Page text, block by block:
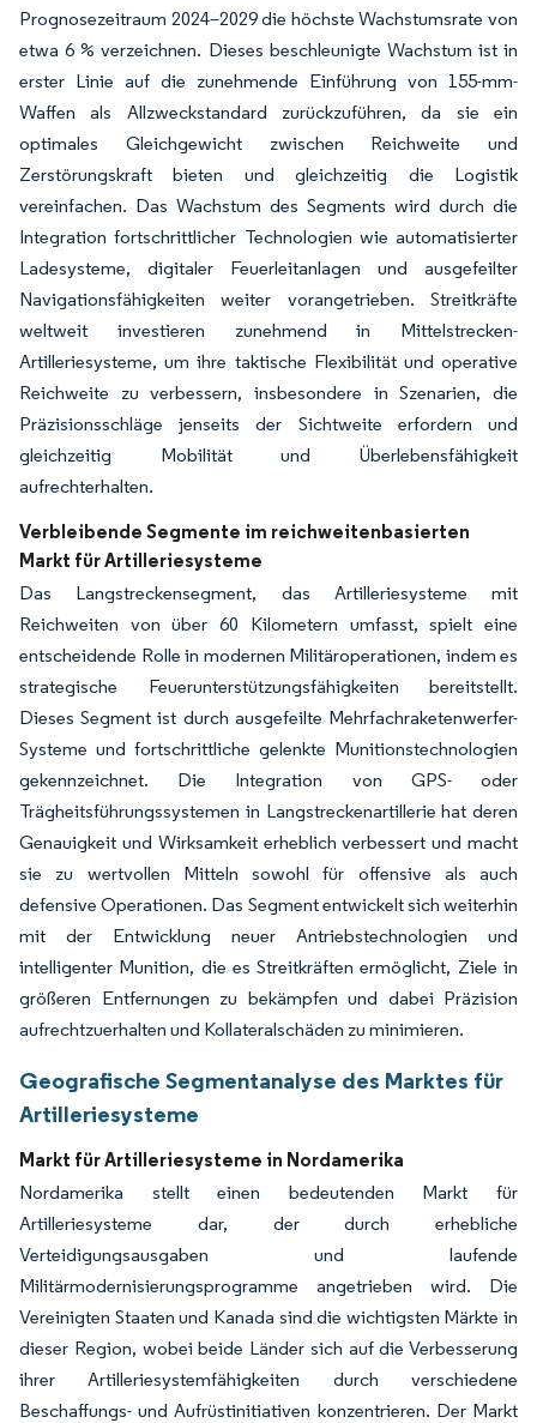
Prognosezeitraum 2024–2029 die höchste Wachstumsrate von
etwa 6 % verzeichnen. Dieses beschleunigte Wachstum ist in
erster Linie auf die zunehmende Einführung von 155-mm-
Waffen als Allzweckstandard zurückzuführen, da sie ein
optimales Gleichgewicht zwischen Reichweite und
Zerstörungskraft bieten und gleichzeitig die Logistik
vereinfachen. Das Wachstum des Segments wird durch die
Integration fortschrittlicher Technologien wie automatisierter
Ladesysteme, digitaler Feuerleitanlagen und ausgefeilter
Navigationsfähigkeiten weiter vorangetrieben. Streitkräfte
weltweit investieren zunehmend in Mittelstrecken-
Artilleriesysteme, um ihre taktische Flexibilität und operative
Reichweite zu verbessern, insbesondere in Szenarien, die
Präzisionsschläge jenseits der Sichtweite erfordern und
gleichzeitig Mobilität und Überlebensfähigkeit
aufrechterhalten.
Verbleibende Segmente im reichweitenbasierten
Markt für Artilleriesysteme
Das Langstreckensegment, das Artilleriesysteme mit
Reichweiten von über 60 Kilometern umfasst, spielt eine
entscheidende Rolle in modernen Militäroperationen, indem es
strategische Feuerunterstützungsfähigkeiten bereitstellt.
Dieses Segment ist durch ausgefeilte Mehrfachraketenwerfer-
Systeme und fortschrittliche gelenkte Munitionstechnologien
gekennzeichnet. Die Integration von GPS- oder
Trägheitsführungssystemen in Langstreckenartillerie hat deren
Genauigkeit und Wirksamkeit erheblich verbessert und macht
sie zu wertvollen Mitteln sowohl für offensive als auch
defensive Operationen. Das Segment entwickelt sich weiterhin
mit der Entwicklung neuer Antriebstechnologien und
intelligenter Munition, die es Streitkräften ermöglicht, Ziele in
größeren Entfernungen zu bekämpfen und dabei Präzision
aufrechtzuerhalten und Kollateralschäden zu minimieren.
Geografische Segmentanalyse des Marktes für
Artilleriesysteme
Markt für Artilleriesysteme in Nordamerika
Nordamerika stellt einen bedeutenden Markt für
Artilleriesysteme dar, der durch erhebliche
Verteidigungsausgaben und laufende
Militärmodernisierungsprogramme angetrieben wird. Die
Vereinigten Staaten und Kanada sind die wichtigsten Märkte in
dieser Region, wobei beide Länder sich auf die Verbesserung
ihrer Artilleriesystemfähigkeiten durch verschiedene
Beschaffungs- und Aufrüstinitiativen konzentrieren. Der Markt